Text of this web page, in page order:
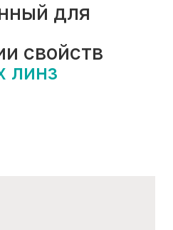
для
свойств
линз